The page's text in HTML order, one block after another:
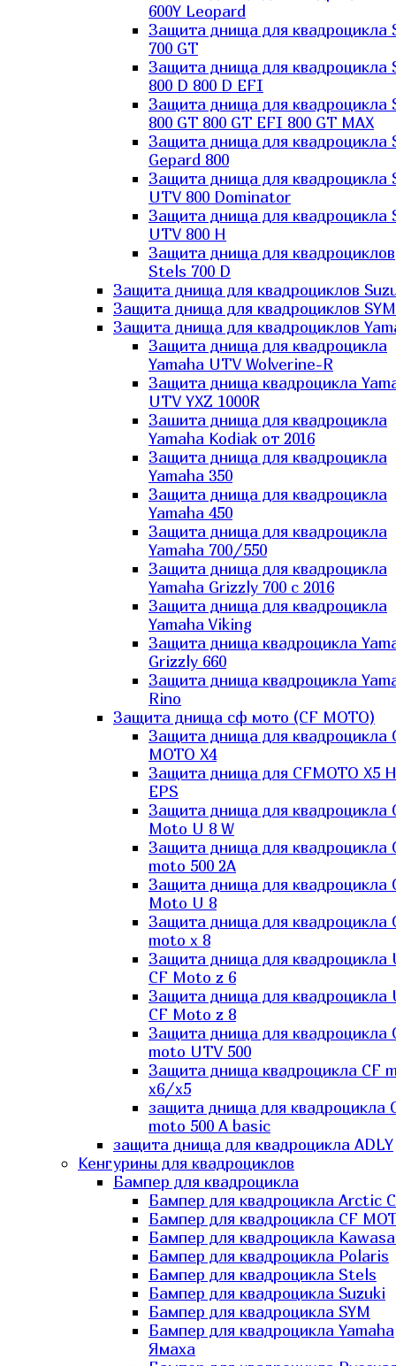
600Y Leopard
Защита днища для квадроцикла
700 GT
Защита днища для квадроцикла
800 D 800 D EFI
Защита днища для квадроцикла
800 GT 800 GT EFI 800 GT MAX
Защита днища для квадроцикла
Gepard 800
Защита днища для квадроцикла
UTV 800 Dominator
Защита днища для квадроцикла
UTV 800 H
Защита днища для квадроциклов
Stels 700 D
Защита днища для квадроциклов
Защита днища для квадроциклов SYM
Защита днища для квадроциклов
Защита днища для квадроцикла
Yamaha UTV Wolverine-R
Защита днища квадроцикла
UTV YXZ 1000R
Зашита днища для квадроцикла
Yamaha Kodiak от 2016
Защита днища для квадроцикла
Yamaha 350
Защита днища для квадроцикла
Yamaha 450
Защита днища для квадроцикла
Yamaha 700/550
Защита днища для квадроцикла
Yamaha Grizzly 700 с 2016
Защита днища для квадроцикла
Yamaha Viking
Защита днища квадроцикла
Grizzly 660
Защита днища квадроцикла
Rino
Защита днища сф мото (CF MOTO)
Защита днища для квадроцикла
MOTO X4
Защита днища для CFMOTO X5
EPS
Защита днища для квадроцикла
Moto U 8 W
Защита днища для квадроцикла
moto 500 2A
Защита днища для квадроцикла
Moto U 8
Защита днища для квадроцикла
moto x 8
Защита днища для квадроцикла
CF Moto z 6
Защита днища для квадроцикла
CF Moto z 8
Защита днища для квадроцикла
moto UTV 500
Защита днища квадроцикла СF
x6/x5
защита днища для квадроцикла
moto 500 A basic
защита днища для квадроцикла ADLY
Кенгурины для квадроциклов
Бампер для квадроцикла
Бампер для квадроцикла Arctic
Бампер для квадроцикла CF
Бампер для квадроцикла
Бампер для квадроцикла Polaris
Бампер для квадроцикла Stels
Бампер для квадроцикла Suzuki
Бампер для квадроцикла SYM
Бампер для квадроцикла Yamaha
Ямаха